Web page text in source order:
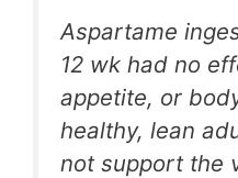
Aspartame
12 wk had no
appetite, or
healthy, lean
not support the